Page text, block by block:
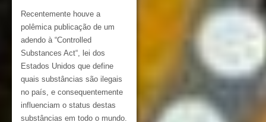
Recentemente houve a
polêmica publicação de um
adendo à “Controlled
Substances Act“, lei dos
Estados Unidos que define
quais substâncias são ilegais
no país, e consequentemente
influenciam o status destas
substâncias em todo o mundo.